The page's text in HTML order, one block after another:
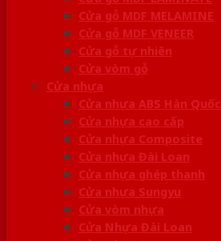
Cửa gỗ MDF MELAMINE
Cửa gỗ MDF VENEER
Cửa gỗ tự nhiên
Cửa vòm gỗ
Cửa nhựa
Cửa nhựa ABS Hàn Quốc
Cửa nhựa cao cấp
Cửa nhựa Composite
Cửa nhựa Đài Loan
Cửa nhựa ghép thanh
Cửa nhựa Sungyu
Cửa vòm nhựa
Cửa Nhựa Đài Loan